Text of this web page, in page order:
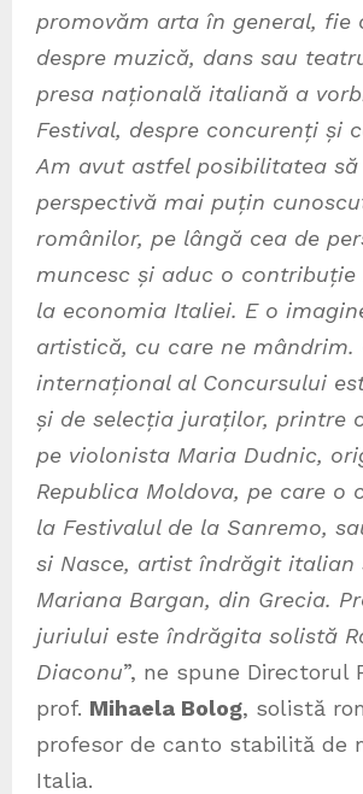
promovăm arta în general, fie
despre muzică, dans sau
presa națională italiană a
Festival, despre concurenți și
Am avut astfel posibilitatea
perspectivă mai puțin
românilor, pe lângă cea de
muncesc și aduc o
la economia Italiei. E o
artistică, cu care ne mândrim.
internațional al Concursului
și de selecția juraților, printre
pe violonista Maria Dudnic,
Republica Moldova, pe care o
la Festivalul de la Sanremo,
si Nasce, artist îndrăgit italian
Mariana Bargan, din Grecia.
juriului este îndrăgita solistă
Diaconu”, ne spune Directorul
prof. Mihaela Bolog, solistă
profesor de canto stabilită de
Italia.